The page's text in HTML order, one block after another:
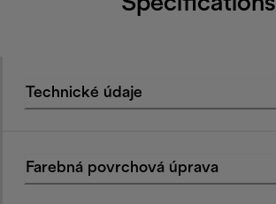
Technické údaje
Farebná povrchová úprava